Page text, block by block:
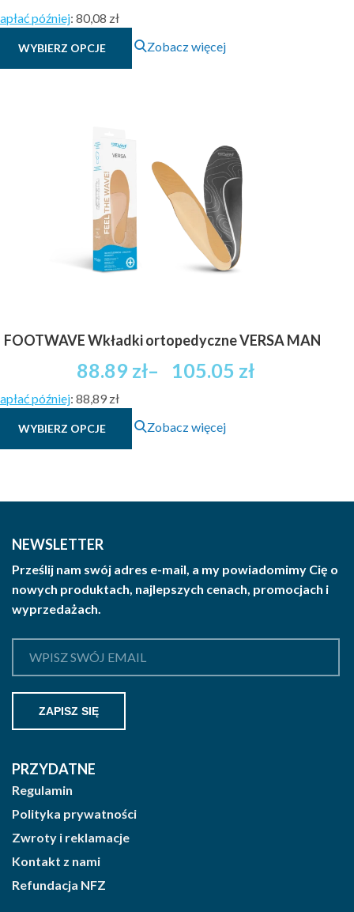
później: 80,08 zł
WYBIERZ OPCJE
Ten
produkt
wybrać
stronie
produktu
Zobacz więcej
FOOTWAVE Wkładki ortopedyczne VERSA MAN
88.89 zł– 105.05 zł
Zakres
88.89 zł
później: 88,89 zł
WYBIERZ OPCJE
Ten
produkt
na
stronie
Zobacz więcej
NEWSLETTER
Prześlij nam swój adres e-mail, a my powiadomimy Cię o
nowych produktach, najlepszych cenach, promocjach i
wyprzedażach.
PRZYDATNE
Regulamin
Polityka prywatności
Zwroty i reklamacje
Kontakt z nami
Refundacja NFZ